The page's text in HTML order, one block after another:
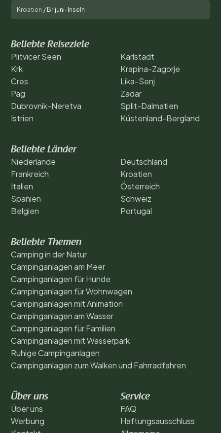
Kroatien / Brijuni-Inseln
Beliebte Reiseziele
Plitvicer Seen
Krk
Cres
Pag
Dubrovnik-Neretva
Istrien
Karlstadt
Krapina-Zagorje
Lika-Senj
Zadar
Split-Dalmatien
Küstenland-Bergland
Beliebte Länder
Niederlande
Frankreich
Italien
Spanien
Belgien
Deutschland
Kroatien
Österreich
Schweiz
Portugal
Beliebte Themen
Camping in der Natur
Campinganlagen am Meer
Campinganlagen für Hunde
Campinganlagen für Wohnwagen
Campinganlagen mit Animation
Campinganlagen am Wasser
Campinganlagen für Familien
Campinganlagen mit Wasserpark
Ruhige Campinganlagen
Campinganlagen zum Walken und Fahrradfahren
Über uns
Über uns
Werbung
Service
FAQ
Haftungsausschluss